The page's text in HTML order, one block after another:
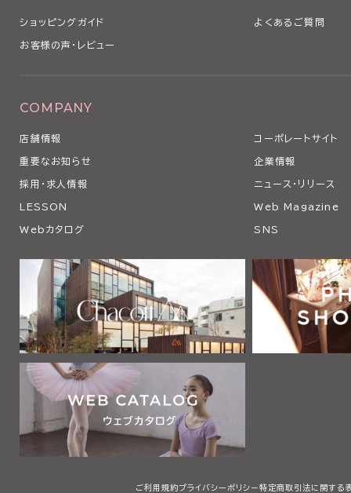
ショッピングガイド よくあるご質問
お客様の声・レビュー
COMPANY
店舗情報 コーポレートサイト
重要なお知らせ 企業情報
採用・求人情報 ニュース・リリース
LESSON Web Magazine
Webカタログ SNS
ご利用規約プライバシーポリシー 特定商取引法に関する